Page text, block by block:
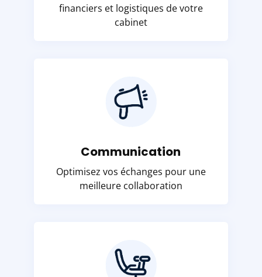
financiers et logistiques de votre
cabinet
Communication
Optimisez vos échanges pour une
meilleure collaboration